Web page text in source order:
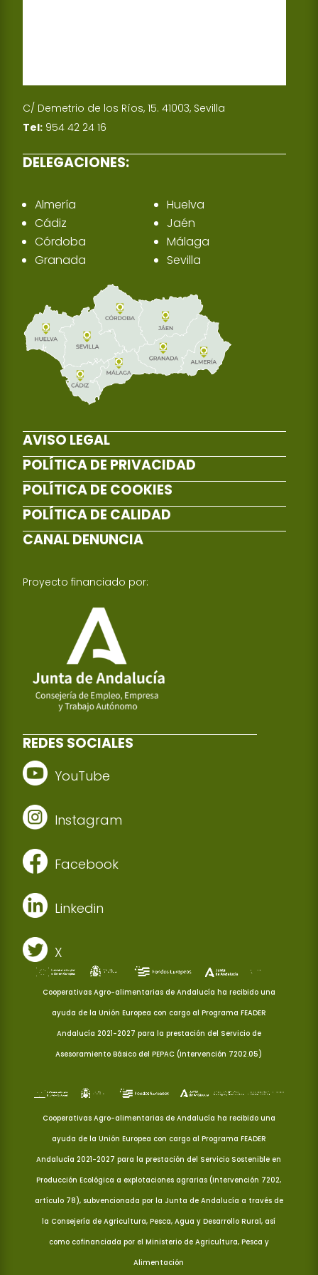
C/ Demetrio de los Ríos, 15. 41003, Sevilla
Tel: 954 42 24 16
DELEGACIONES:
Almería
Cádiz
Córdoba
Granada
Huelva
Jaén
Málaga
Sevilla
AVISO LEGAL
POLÍTICA DE PRIVACIDAD
POLÍTICA DE COOKIES
POLÍTICA DE CALIDAD
CANAL DENUNCIA
Proyecto financiado por:
REDES SOCIALES
YouTube
Instagram
Facebook
Linkedin
X
Cooperativas Agro-alimentarias de Andalucía ha recibido una
ayuda de la Unión Europea con cargo al Programa FEADER
Andalucía 2021-2027 para la prestación del Servicio de
Asesoramiento Básico del PEPAC (Intervención 7202.05)
Cooperativas Agro-alimentarias de Andalucía ha recibido una
ayuda de la Unión Europea con cargo al Programa FEADER
Andalucía 2021-2027 para la prestación del Servicio Sostenible en
Producción Ecológica a explotaciones agrarias (Intervención 7202,
artículo 78), subvencionada por la Junta de Andalucía a través de
la Consejería de Agricultura, Pesca, Agua y Desarrollo Rural, así
como cofinanciada por el Ministerio de Agricultura, Pesca y
Alimentación